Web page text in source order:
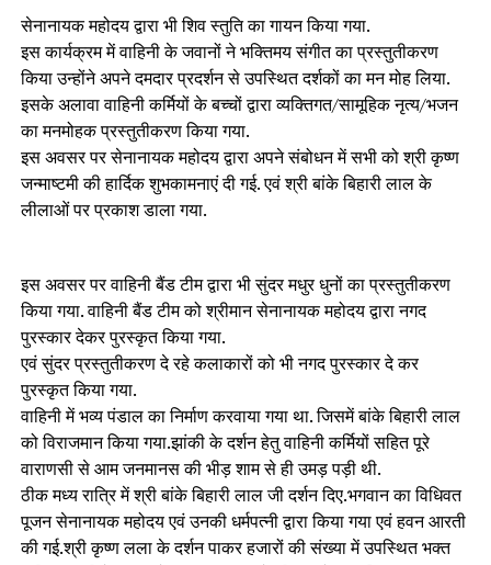
सेनानायक महोदय द्वारा भी शिव स्तुति का गायन किया गया.
इस कार्यक्रम में वाहिनी के जवानों ने भक्तिमय संगीत का प्रस्तुतीकरण
किया उन्होंने अपने दमदार प्रदर्शन से उपस्थित दर्शकों का मन मोह लिया.
इसके अलावा वाहिनी कर्मियों के बच्चों द्वारा व्यक्तिगत/सामूहिक नृत्य/भजन
का मनमोहक प्रस्तुतीकरण किया गया.
इस अवसर पर सेनानायक महोदय द्वारा अपने संबोधन में सभी को श्री कृष्ण
जन्माष्टमी की हार्दिक शुभकामनाएं दी गई. एवं श्री बांके बिहारी लाल के
लीलाओं पर प्रकाश डाला गया.
इस अवसर पर वाहिनी बैंड टीम द्वारा भी सुंदर मधुर धुनों का प्रस्तुतीकरण
किया गया. वाहिनी बैंड टीम को श्रीमान सेनानायक महोदय द्वारा नगद
पुरस्कार देकर पुरस्कृत किया गया.
एवं सुंदर प्रस्तुतीकरण दे रहे कलाकारों को भी नगद पुरस्कार दे कर
पुरस्कृत किया गया.
वाहिनी में भव्य पंडाल का निर्माण करवाया गया था. जिसमें बांके बिहारी लाल
को विराजमान किया गया.झांकी के दर्शन हेतु वाहिनी कर्मियों सहित पूरे
वाराणसी से आम जनमानस की भीड़ शाम से ही उमड़ पड़ी थी.
ठीक मध्य रात्रि में श्री बांके बिहारी लाल जी दर्शन दिए.भगवान का विधिवत
पूजन सेनानायक महोदय एवं उनकी धर्मपत्नी द्वारा किया गया एवं हवन आरती
की गई.श्री कृष्ण लला के दर्शन पाकर हजारों की संख्या में उपस्थित भक्त